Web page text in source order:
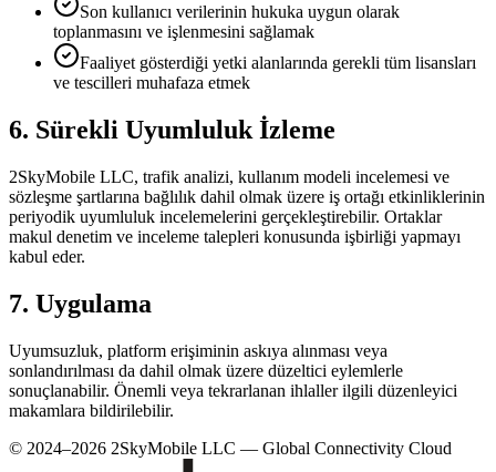
Son kullanıcı verilerinin hukuka uygun olarak
toplanmasını ve işlenmesini sağlamak
Faaliyet gösterdiği yetki alanlarında gerekli tüm lisansları
ve tescilleri muhafaza etmek
6. Sürekli Uyumluluk İzleme
2SkyMobile LLC, trafik analizi, kullanım modeli incelemesi ve
sözleşme şartlarına bağlılık dahil olmak üzere iş ortağı etkinliklerinin
periyodik uyumluluk incelemelerini gerçekleştirebilir. Ortaklar
makul denetim ve inceleme talepleri konusunda işbirliği yapmayı
kabul eder.
7. Uygulama
Uyumsuzluk, platform erişiminin askıya alınması veya
sonlandırılması da dahil olmak üzere düzeltici eylemlerle
sonuçlanabilir. Önemli veya tekrarlanan ihlaller ilgili düzenleyici
makamlara bildirilebilir.
© 2024–2026 2SkyMobile LLC — Global Connectivity Cloud